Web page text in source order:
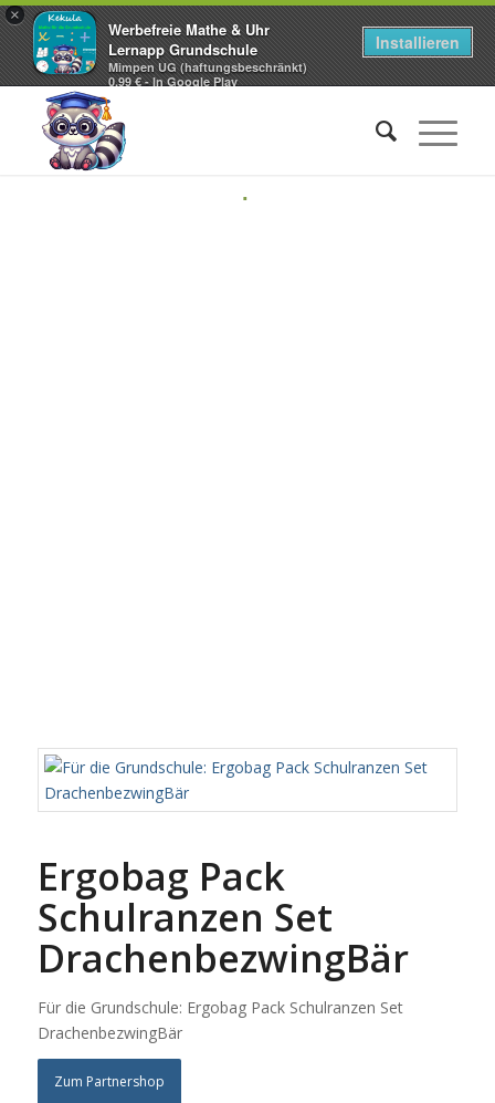
×
Werbefreie Mathe & Uhr
Lernapp Grundschule
Mimpen UG (haftungsbeschränkt)
0,99 € - In Google Play
Installieren
Ergobag Pack
Schulranzen Set
DrachenbezwingBär
Für die Grundschule: Ergobag Pack Schulranzen Set
DrachenbezwingBär
Zum Partnershop